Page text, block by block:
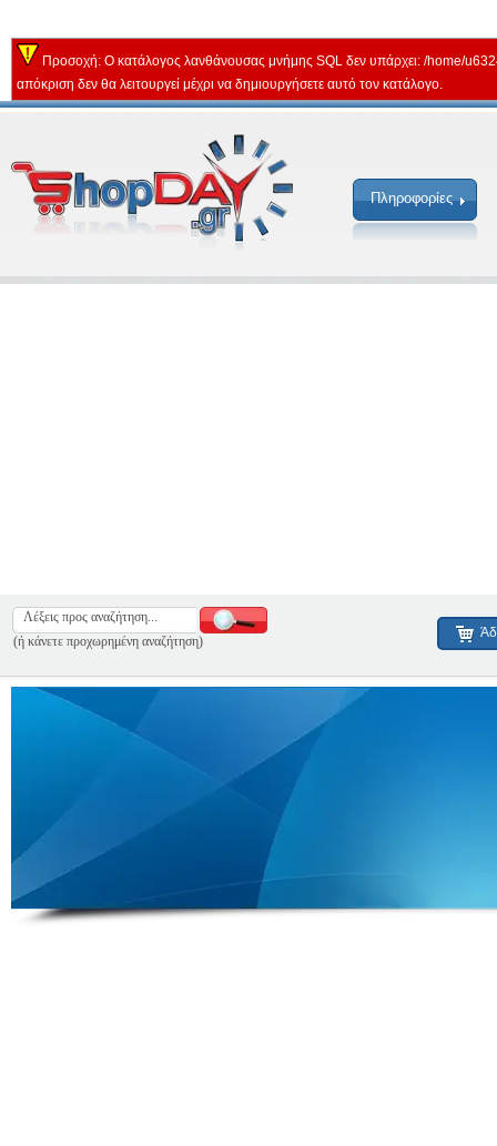
Προσοχή: Ο κατάλογος λανθάνουσας μνήμης SQL δεν υπάρχει: /home/
απόκριση δεν θα λειτουργεί μέχρι να δημιουργήσετε αυτό τον κατάλογο.
Πληροφορίες
(ή κάνετε προχωρημένη αναζήτηση)